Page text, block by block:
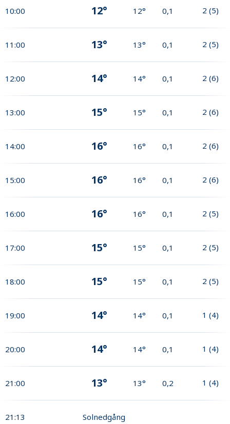
10:00 12° 12° 0,1 2 (5)
11:00 13° 13° 0,1 2 (5)
12:00 14° 14° 0,1 2 (6)
13:00 15° 15° 0,1 2 (6)
14:00 16° 16° 0,1 2 (6)
15:00 16° 16° 0,1 2 (6)
16:00 16° 16° 0,1 2 (5)
17:00 15° 15° 0,1 2 (5)
18:00 15° 15° 0,1 2 (5)
19:00 14° 14° 0,1 1 (4)
20:00 14° 14° 0,1 1 (4)
21:00 13° 13° 0,2 1 (4)
21:13 Solnedgång